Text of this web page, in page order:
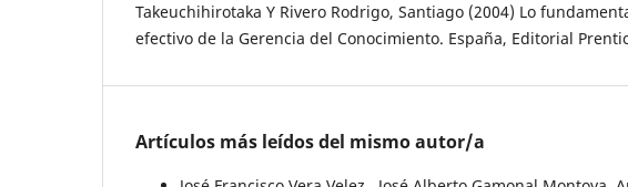
Takeuchihirotaka Y Rivero Rodrigo, Santiago (2004) Lo
efectivo de la Gerencia del Conocimiento. España, Editorial
Artículos más leídos del mismo autor/a